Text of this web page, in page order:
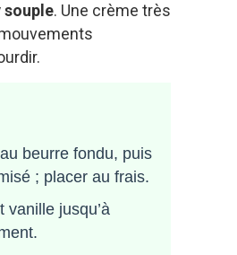
. Une crème très
beurre fondu, puis
; placer au frais.
jusqu’à